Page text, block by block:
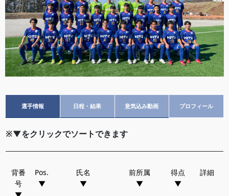
選手情報 日程・結果 意気込み動画 プロフィール